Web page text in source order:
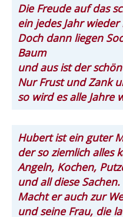
Die Freude auf das
ein jedes Jahr
Doch dann liegen
Baum
und aus ist der
Nur Frust und Zank
so wird es alle Jahre
Hubert ist ein guter
der so ziemlich alles
Angeln, Kochen,
und all diese Sachen.
Macht er auch zur
und seine Frau, die